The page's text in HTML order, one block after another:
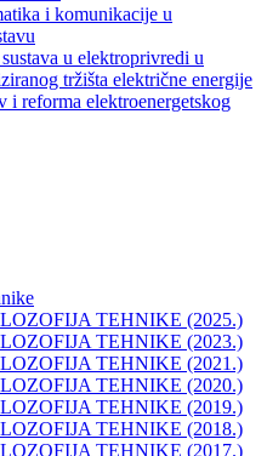
i komunikacije u
u elektroprivredi u
tržišta električne energije
i reforma elektroenergetskog
TEHNIKE (2025.)
TEHNIKE (2023.)
TEHNIKE (2021.)
TEHNIKE (2020.)
TEHNIKE (2019.)
TEHNIKE (2018.)
TEHNIKE (2017.)